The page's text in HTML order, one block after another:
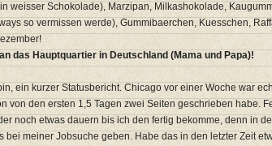
weisser Schokolade), Marzipan, Milkashokolade,
so vermissen werde), Gummibaerchen, Kuesschen,
das Hauptquartier in Deutschland (Mama und Papa)!
ein kurzer Statusbericht. Chicago vor einer Woche war
von den ersten 1,5 Tagen zwei Seiten geschrieben habe.
noch etwas dauern bis ich den fertig bekomme, denn in
bei meiner Jobsuche geben. Habe das in den letzter Zeit